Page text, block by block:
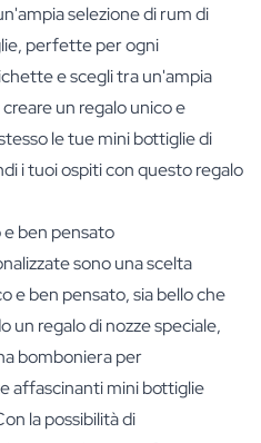
selezione di rum di
perfette per ogni
e scegli tra un'ampia
un regalo unico e
le tue mini bottiglie di
i tuoi ospiti con questo regalo
e ben pensato
sono una scelta
e ben pensato, sia bello che
un regalo di nozze speciale,
bomboniera per
affascinanti mini bottiglie
la possibilità di